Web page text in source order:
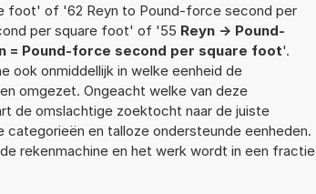
foot' of '62 Reyn to Pound-force second per
per square foot' of '55 Reyn -> Pound-
= Pound-force second per square foot'.
ook onmiddellijk in welke eenheid de
omgezet. Ongeacht welke van deze
de omslachtige zoektocht naar de juiste
en talloze ondersteunde eenheden.
rekenmachine en het werk wordt in een fractie